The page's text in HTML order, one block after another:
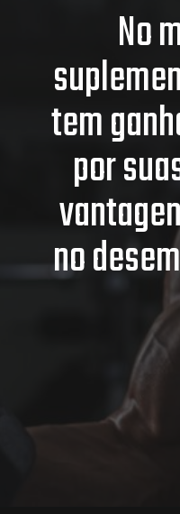
No
tem
por
no